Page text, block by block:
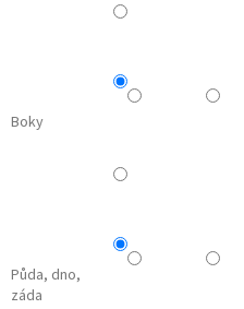
Boky
Půda, dno,
záda